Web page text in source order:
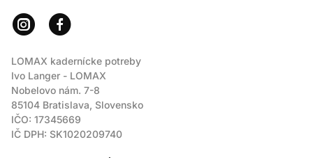
LOMAX kadernícke potreby
Ivo Langer - LOMAX
Nobelovo nám. 7-8
85104 Bratislava, Slovensko
IČO: 17345669
IČ DPH: SK1020209740